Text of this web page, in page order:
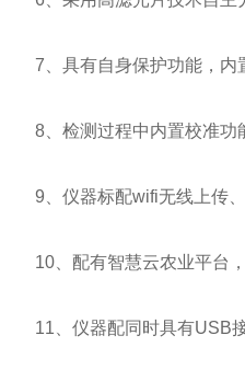
7、具有自身保护功能，内置
8、检测过程中内置校准功
9、仪器标配wifi无线上传、
10、配有智慧云农业平台，
11、仪器配同时具有USB接